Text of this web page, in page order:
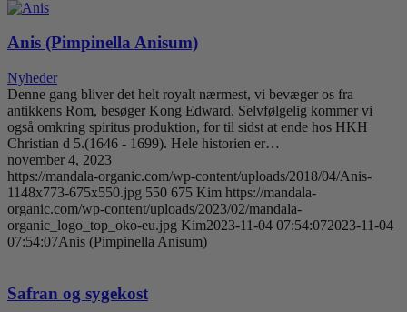
Anis (Pimpinella Anisum)
Nyheder
Denne gang bliver det helt royalt nærmest, vi bevæger os fra
antikkens Rom, besøger Kong Edward. Selvfølgelig kommer vi
også omkring spiritus produktion, for til sidst at ende hos HKH
Christian d 5.(1646 - 1699). Hele historien er…
november 4, 2023
https://mandala-organic.com/wp-content/uploads/2018/04/Anis-
1148x773-675x550.jpg 550 675 Kim https://mandala-
organic.com/wp-content/uploads/2023/02/mandala-
organic_logo_top_oko-eu.jpg Kim2023-11-04 07:54:072023-11-04
07:54:07Anis (Pimpinella Anisum)
Safran og sygekost